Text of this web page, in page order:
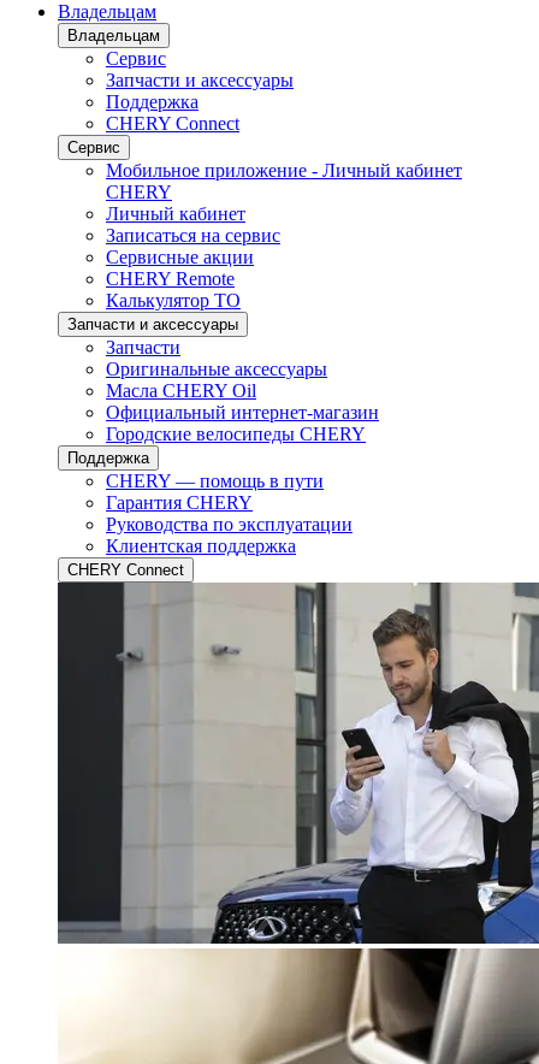
Владельцам
Владельцам
Сервис
Запчасти и аксессуары
Поддержка
CHERY Connect
Сервис
Мобильное приложение - Личный кабинет
CHERY
Личный кабинет
Записаться на сервис
Сервисные акции
CHERY Remote
Калькулятор ТО
Запчасти и аксессуары
Запчасти
Оригинальные аксессуары
Масла CHERY Oil
Официальный интернет-магазин
Городские велосипеды CHERY
Поддержка
CHERY — помощь в пути
Гарантия CHERY
Руководства по эксплуатации
Клиентская поддержка
CHERY Connect